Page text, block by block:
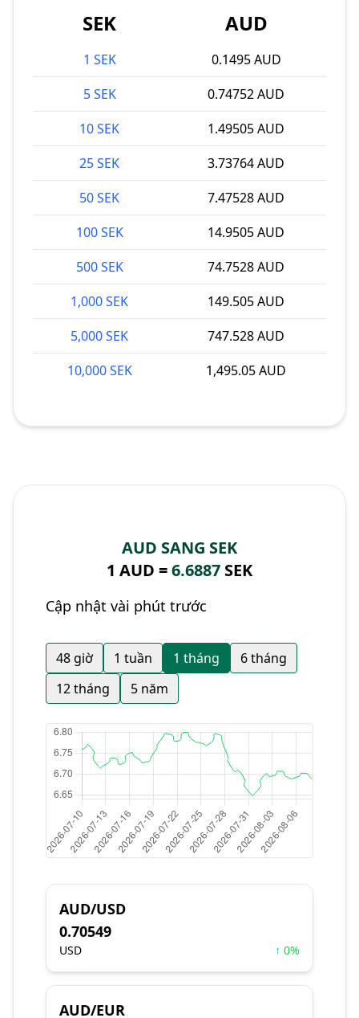
SEK AUD
1 SEK
0.1495 AUD
5 SEK
0.74752 AUD
10 SEK
1.49505 AUD
25 SEK
3.73764 AUD
50 SEK
7.47528 AUD
100 SEK
14.9505 AUD
500 SEK
74.7528 AUD
1,000 SEK
149.505 AUD
5,000 SEK
747.528 AUD
10,000 SEK
1,495.05 AUD
AUD SANG SEK
1 AUD =6.6887 SEK
Cập nhật vài phút trước
48 giờ 1 tuần 1 tháng
6 tháng
12 tháng
5 năm
AUD/USD
0.70549
USD ↑ 0%
AUD/EUR